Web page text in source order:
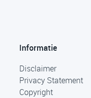
Informatie
Disclaimer
Privacy Statement
Copyright